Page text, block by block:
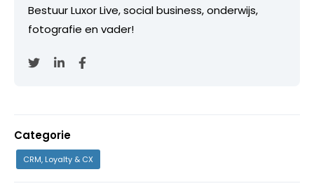
Bestuur Luxor Live, social business, onderwijs,
fotografie en vader!
Categorie
CRM, Loyalty & CX